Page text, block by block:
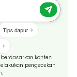
Tips dapur
konten
pengecekan